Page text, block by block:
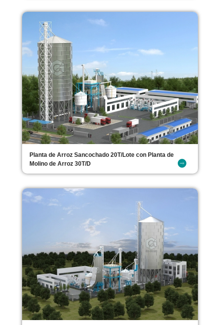
Planta de Arroz Sancochado 20T/Lote con Planta de
Molino de Arroz 30T/D